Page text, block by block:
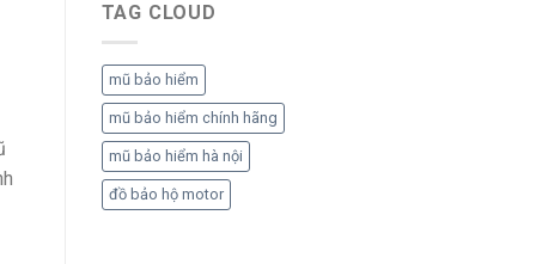
TAG CLOUD
mũ bảo hiểm
mũ bảo hiểm chính hãng
mũ bảo hiểm hà nội
đồ bảo hộ motor